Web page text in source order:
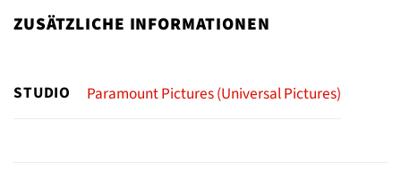
ZUSÄTZLICHE INFORMATIONEN
STUDIO Paramount Pictures (Universal Pictures)